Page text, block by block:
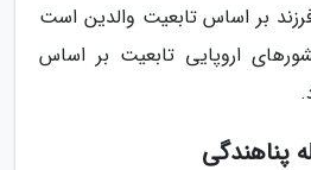
بر اساس تابعیت والدین است
اروپایی تابعیت بر اساس
پناهندگی